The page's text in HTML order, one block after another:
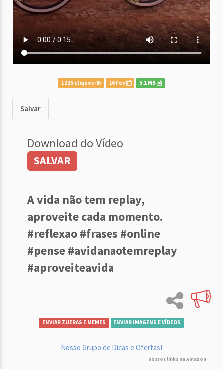
1225 cliques 16 Fev 5.1 MB
Salvar
Download do Vídeo
SALVAR
A vida não tem replay,
aproveite cada momento.
#reflexao #frases #online
#pense #avidanaotemreplay
#aproveiteavida
ENVIAR ZUERAS E MEMES ENVIAR IMAGENS E VÍDEOS
Nosso Grupo de Dicas e Ofertas!
nossos links na Amazon